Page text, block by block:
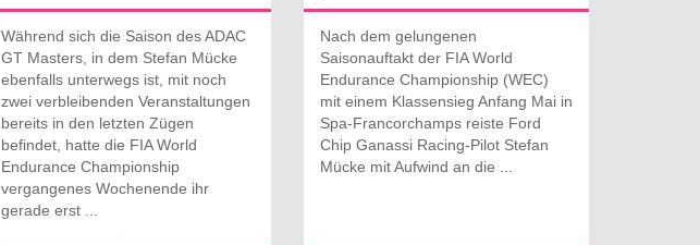
Während sich die Saison des ADAC
GT Masters, in dem Stefan Mücke
ebenfalls unterwegs ist, mit noch
zwei verbleibenden Veranstaltungen
bereits in den letzten Zügen
befindet, hatte die FIA World
Endurance Championship
vergangenes Wochenende ihr
gerade erst ...
Nach dem gelungenen
Saisonauftakt der FIA World
Endurance Championship (WEC)
mit einem Klassensieg Anfang Mai in
Spa-Francorchamps reiste Ford
Chip Ganassi Racing-Pilot Stefan
Mücke mit Aufwind an die ...